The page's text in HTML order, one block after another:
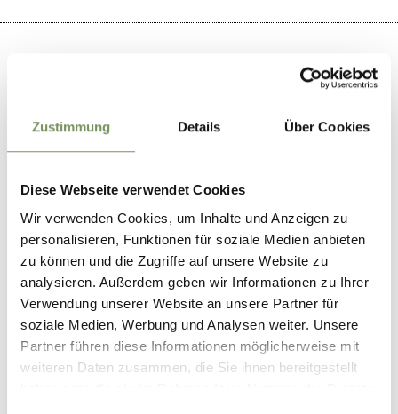
Zustimmung Details Über Cookies
Diese Webseite verwendet Cookies
Wir verwenden Cookies, um Inhalte und Anzeigen zu
personalisieren, Funktionen für soziale Medien anbieten
zu können und die Zugriffe auf unsere Website zu
analysieren. Außerdem geben wir Informationen zu Ihrer
Verwendung unserer Website an unsere Partner für
soziale Medien, Werbung und Analysen weiter. Unsere
Partner führen diese Informationen möglicherweise mit
weiteren Daten zusammen, die Sie ihnen bereitgestellt